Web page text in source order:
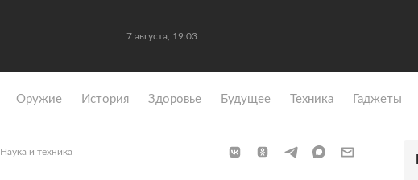
7 августа, 19:03
Оружие История Здоровье Будущее Техника Гаджеты
Наука и техника